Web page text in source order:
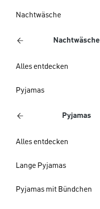
Nachtwäsche
Nachtwäsche
Alles entdecken
Pyjamas
Pyjamas
Alles entdecken
Lange Pyjamas
Pyjamas mit Bündchen